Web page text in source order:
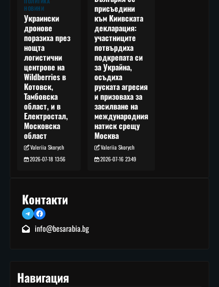
НОВИНИ
Украински
дронове
поразиха през
нощта
логистични
центрове на
Wildberries в
Котовск,
Тамбовска
област, и в
Електростал,
Московска
област
Valeriia Skorych
2026-07-18 13:56
присъедини
към Киивската
декларация:
участниците
потвърдиха
подкрепата си
за Украйна,
осъдиха
руската агресия
и призоваха за
засилване на
международния
натиск срещу
Москва
Valeriia Skorych
2026-07-16 23:49
Контакти
TelegramFacebook
info@besarabia.bg
Навигация